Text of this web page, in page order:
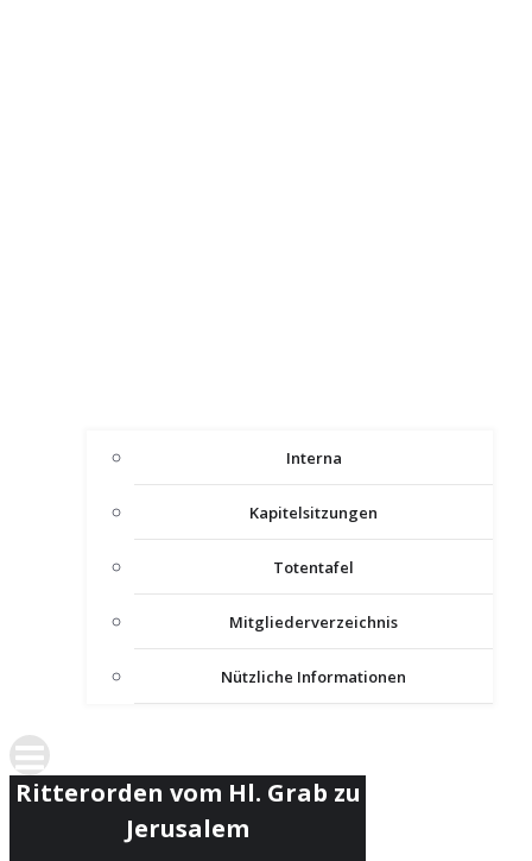
Interna
Kapitelsitzungen
Totentafel
Mitgliederverzeichnis
Nützliche Informationen
Ritterorden vom Hl. Grab zu
Jerusalem